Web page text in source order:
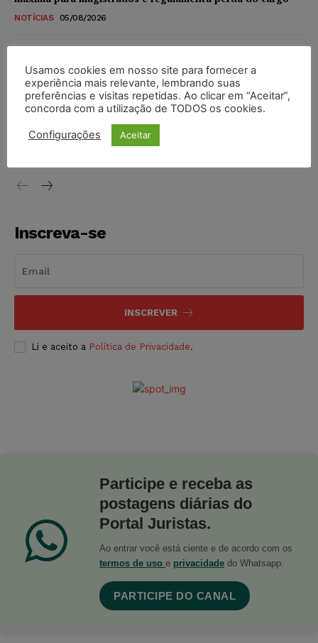
NOTÍCIAS 05/08/2026
Moraes contra senador Alessandro Vieira
NOTÍCIAS 05/08/2026
Conselho Nacional de Justiça determina afastamento da
juíza Gabriela Hardt por dois anos
Inscreva-se
INSCREVER
Li e aceito a Política de Privacidade.
Participe e receba as
postagens diárias do
Portal Juristas.
Ao entrar você está ciente e de acordo com os
termos de uso e privacidade do Whatsapp.
PARTICIPE DO CANAL
Usamos cookies em nosso site para fornecer a
experiência mais relevante, lembrando suas
preferências e visitas repetidas. Ao clicar em “Aceitar”,
concorda com a utilização de TODOS os cookies.
Configurações Aceitar